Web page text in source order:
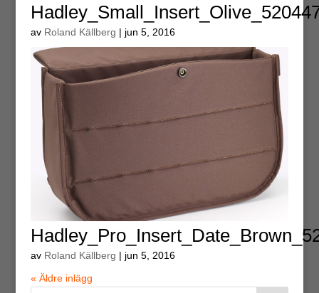
av Roland Källberg | jun 5, 2016
av Roland Källberg | jun 5, 2016
« Äldre inlägg